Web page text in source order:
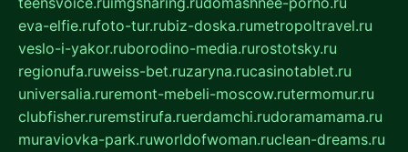
eva-elfie.rufoto-tur.rubiz-doska.rumetropoltravel.ru
veslo-i-yakor.ruborodino-media.rurostotsky.ru
regionufa.ruweiss-bet.ruzaryna.rucasinotablet.ru
universalia.ruremont-mebeli-moscow.rutermomur.ru
clubfisher.ruremstirufa.ruerdamchi.rudoramamama.ru
muraviovka-park.ruworldofwoman.ruclean-dreams.ru